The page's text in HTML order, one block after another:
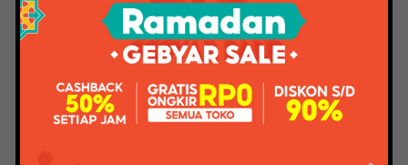
antena, 2x koneksi antena eksternal, Wi-Fi 2.4GHz 2×2
MIMO hingga 300Mbps, Wi-Fi 5GHz 2×2 MIMO hingga
867Mbps, 2x port GE
Huawei B818 adalah LTE Cat19 CPE pertama di dunia